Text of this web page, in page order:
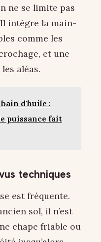
ne se limite pas
intègre la main-
comme les
et une
aléas.
d'huile :
puissance fait
techniques
est fréquente.
sol, il n’est
chape friable ou